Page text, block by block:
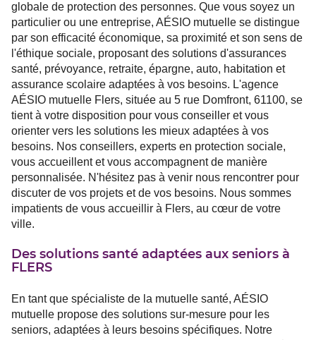
globale de protection des personnes. Que vous soyez un
particulier ou une entreprise, AÉSIO mutuelle se distingue
par son efficacité économique, sa proximité et son sens de
l'éthique sociale, proposant des solutions d'assurances
santé, prévoyance, retraite, épargne, auto, habitation et
assurance scolaire adaptées à vos besoins. L'agence
AÉSIO mutuelle Flers, située au 5 rue Domfront, 61100, se
tient à votre disposition pour vous conseiller et vous
orienter vers les solutions les mieux adaptées à vos
besoins. Nos conseillers, experts en protection sociale,
vous accueillent et vous accompagnent de manière
personnalisée. N'hésitez pas à venir nous rencontrer pour
discuter de vos projets et de vos besoins. Nous sommes
impatients de vous accueillir à Flers, au cœur de votre
ville.
Des solutions santé adaptées aux seniors à
FLERS
En tant que spécialiste de la mutuelle santé, AÉSIO
mutuelle propose des solutions sur-mesure pour les
seniors, adaptées à leurs besoins spécifiques. Notre